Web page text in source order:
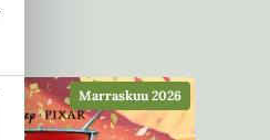
Marraskuu 2026